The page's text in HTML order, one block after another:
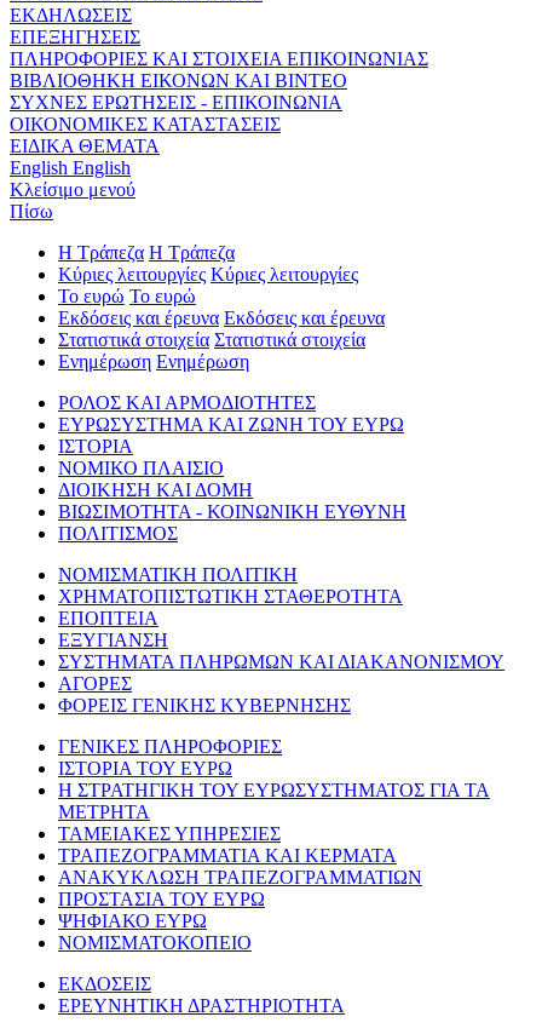
ΕΚΔΗΛΩΣΕΙΣ
ΕΠΕΞΗΓΗΣΕΙΣ
ΠΛΗΡΟΦΟΡΙΕΣ ΚΑΙ ΣΤΟΙΧΕΙΑ ΕΠΙΚΟΙΝΩΝΙΑΣ
ΒΙΒΛΙΟΘΗΚΗ ΕΙΚΟΝΩΝ ΚΑΙ ΒΙΝΤΕΟ
ΣΥΧΝΕΣ ΕΡΩΤΗΣΕΙΣ - ΕΠΙΚΟΙΝΩΝΙΑ
ΟΙΚΟΝΟΜΙΚΕΣ ΚΑΤΑΣΤΑΣΕΙΣ
ΕΙΔΙΚΑ ΘΕΜΑΤΑ
English English
Κλείσιμο μενού
Πίσω
Η Τράπεζα Η Τράπεζα
Κύριες λειτουργίες Κύριες λειτουργίες
Το ευρώ Το ευρώ
Εκδόσεις και έρευνα Εκδόσεις και έρευνα
Στατιστικά στοιχεία Στατιστικά στοιχεία
Ενημέρωση Ενημέρωση
ΡΟΛΟΣ ΚΑΙ ΑΡΜΟΔΙΟΤΗΤΕΣ
ΕΥΡΩΣΥΣΤΗΜΑ ΚΑΙ ΖΩΝΗ ΤΟΥ ΕΥΡΩ
ΙΣΤΟΡΙΑ
ΝΟΜΙΚΟ ΠΛΑΙΣΙΟ
ΔΙΟΙΚΗΣΗ ΚΑΙ ΔΟΜΗ
ΒΙΩΣΙΜΟΤΗΤΑ - ΚΟΙΝΩΝΙΚΗ ΕΥΘΥΝΗ
ΠΟΛΙΤΙΣΜΟΣ
ΝΟΜΙΣΜΑΤΙΚΗ ΠΟΛΙΤΙΚΗ
ΧΡΗΜΑΤΟΠΙΣΤΩΤΙΚΗ ΣΤΑΘΕΡΟΤΗΤΑ
ΕΠΟΠΤΕΙΑ
ΕΞΥΓΙΑΝΣΗ
ΣΥΣΤΗΜΑΤΑ ΠΛΗΡΩΜΩΝ ΚΑΙ ΔΙΑΚΑΝΟΝΙΣΜΟΥ
ΑΓΟΡΕΣ
ΦΟΡΕΙΣ ΓΕΝΙΚΗΣ ΚΥΒΕΡΝΗΣΗΣ
ΓΕΝΙΚΕΣ ΠΛΗΡΟΦΟΡΙΕΣ
ΙΣΤΟΡΙΑ ΤΟΥ ΕΥΡΩ
Η ΣΤΡΑΤΗΓΙΚΗ ΤΟΥ ΕΥΡΩΣΥΣΤΗΜΑΤΟΣ ΓΙΑ ΤΑ
ΜΕΤΡΗΤΑ
ΤΑΜΕΙΑΚΕΣ ΥΠΗΡΕΣΙΕΣ
ΤΡΑΠΕΖΟΓΡΑΜΜΑΤΙΑ ΚΑΙ ΚΕΡΜΑΤΑ
ΑΝΑΚΥΚΛΩΣΗ ΤΡΑΠΕΖΟΓΡΑΜΜΑΤΙΩΝ
ΠΡΟΣΤΑΣΙΑ ΤΟΥ ΕΥΡΩ
ΨΗΦΙΑΚΟ ΕΥΡΩ
ΝΟΜΙΣΜΑΤΟΚΟΠΕΙΟ
ΕΚΔΟΣΕΙΣ
ΕΡΕΥΝΗΤΙΚΗ ΔΡΑΣΤΗΡΙΟΤΗΤΑ